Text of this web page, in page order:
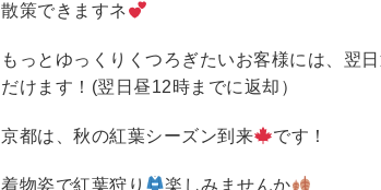
散策できますネ
もっとゆっくりくつろぎたいお客様には、翌
だけます！(翌日昼12時までに返却）
京都は、秋の紅葉シーズン到来 です！
着物姿で紅葉狩り 楽しみませんか